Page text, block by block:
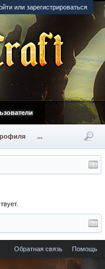
или зарегистрироваться
...
Обратная связь Помощь